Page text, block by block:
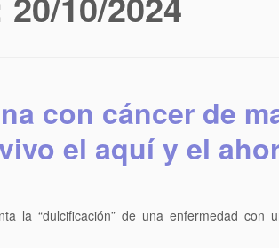
con cáncer de
el aquí y el
la “dulcificación” de una enfermedad con